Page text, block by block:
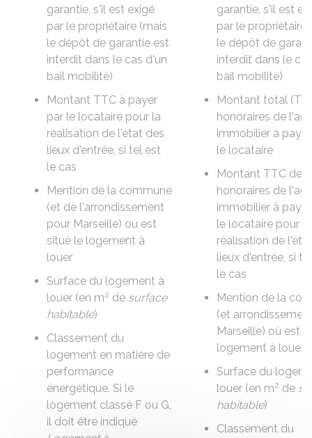
garantie, s'il est exigé
par le propriétaire (mais
le dépôt de garantie est
interdit dans le cas d'un
bail mobilité)
Montant TTC à payer
par le locataire pour la
réalisation de l'état des
lieux d'entrée, si tel est
le cas
Mention de la commune
(et de l'arrondissement
pour Marseille) où est
situé le logement à
louer
Surface du logement à
louer (en m2 de surface
habitable)
Classement du
logement en matière de
performance
énergétique. Si le
logement classé F ou G,
il doit être indiqué
garantie, s'il est
par le propriétaire
le dépôt de
interdit dans le
bail mobilité)
Montant total (
honoraires de
immobilier à
le locataire
Montant TTC des
honoraires de
immobilier à
le locataire pour la
réalisation de
lieux d'entrée, si
le cas
Mention de la
(et
Marseille) où est
logement à louer
Surface du
louer (en m2 de
habitable)
Classement du